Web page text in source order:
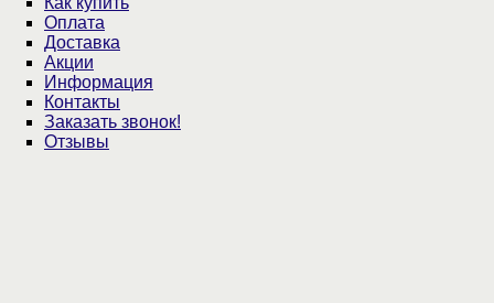
Оплата
Доставка
Акции
Информация
Контакты
Заказать звонок!
Отзывы